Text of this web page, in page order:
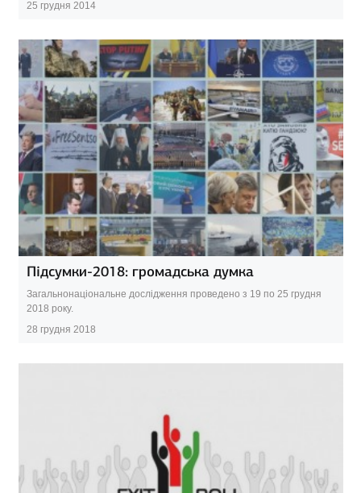
25 грудня 2014
Підсумки-2018: громадська думка
Загальнонаціональне дослідження проведено з 19 по 25 грудня
2018 року.
28 грудня 2018